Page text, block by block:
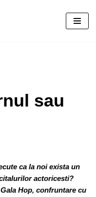
sau
ca la noi exista un
actoricesti?
Hop, confruntare cu